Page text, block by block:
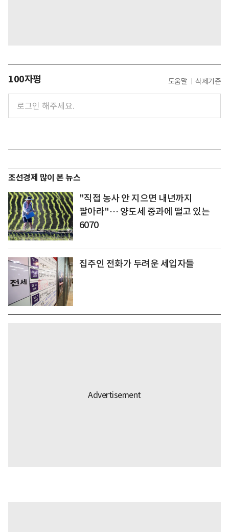
100자평 도움말 삭제기준
조선경제 많이 본 뉴스
"직접 농사 안 지으면 내년까지
팔아라"… 양도세 중과에 떨고 있는
6070
집주인 전화가 두려운 세입자들